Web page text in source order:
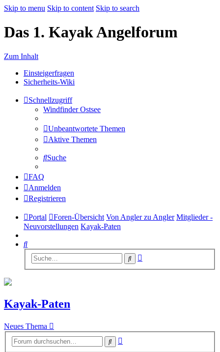
Skip to menu Skip to content Skip to search
Das 1. Kayak Angelforum
Zum Inhalt
Einsteigerfragen
Sicherheits-Wiki
Schnellzugriff
Windfinder Ostsee
Unbeantwortete Themen
Aktive Themen
Suche
FAQ
Anmelden
Registrieren
Portal Foren-Übersicht Von Angler zu Angler Mitglieder -
Neuvorstellungen Kayak-Paten
Suche
Suche
Kayak-Paten
Neues Thema
Suche